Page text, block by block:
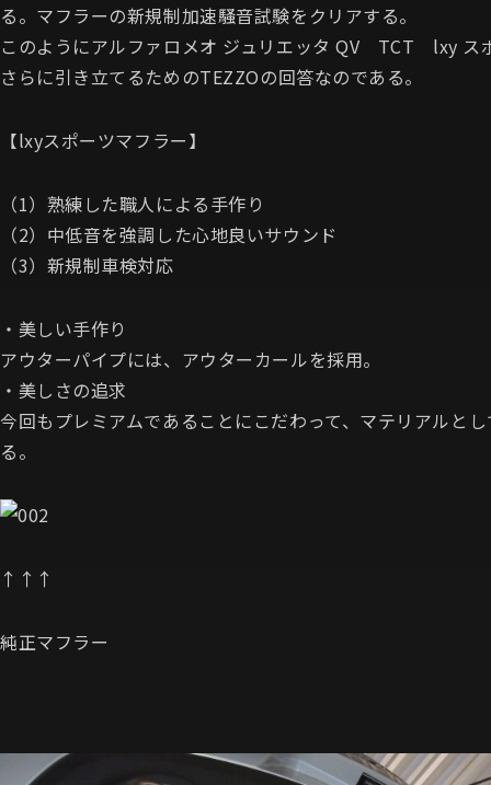
る。マフラーの新規制加速騒音試験をクリアする。
このようにアルファロメオ ジュリエッタ QV TCT lxy ス
さらに引き立てるためのTEZZOの回答なのである。
【lxyスポーツマフラー】
（1）熟練した職人による手作り
（2）中低音を強調した心地良いサウンド
（3）新規制車検対応
・美しい手作り
アウターパイプには、アウターカールを採用。
・美しさの追求
今回もプレミアムであることにこだわって、マテリアルと
る。
↑↑↑
純正マフラー